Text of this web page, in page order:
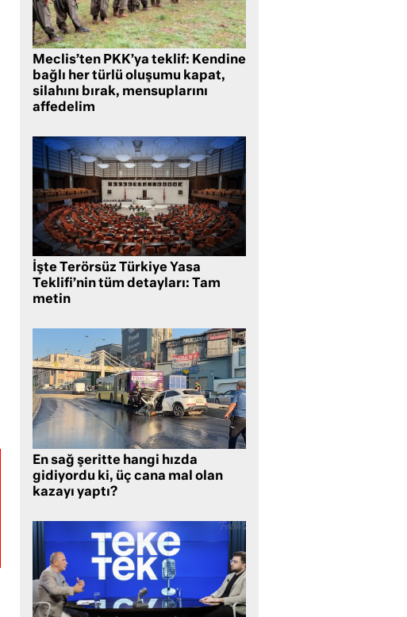
Meclis’ten PKK’ya teklif: Kendine
bağlı her türlü oluşumu kapat,
silahını bırak, mensuplarını
affedelim
İşte Terörsüz Türkiye Yasa
Teklifi’nin tüm detayları: Tam
metin
En sağ şeritte hangi hızda
gidiyordu ki, üç cana mal olan
kazayı yaptı?